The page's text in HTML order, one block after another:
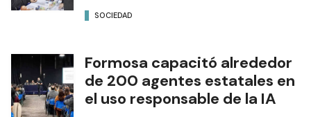
SOCIEDAD
Formosa capacitó alrededor
de 200 agentes estatales en
el uso responsable de la IA